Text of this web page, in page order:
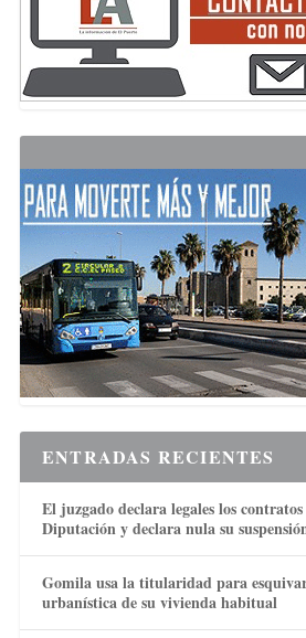
ENTRADAS RECIENTES
El juzgado declara legales los
Diputación y declara nula su
Gomila usa la titularidad para
urbanística de su vivienda habitual